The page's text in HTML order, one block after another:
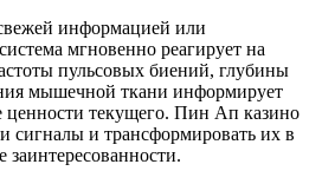
информацией или
мгновенно реагирует на
пульсовых биений, глубины
мышечной ткани информирует
ценности текущего. Пин Ап казино
сигналы и трансформировать их в
заинтересованности.